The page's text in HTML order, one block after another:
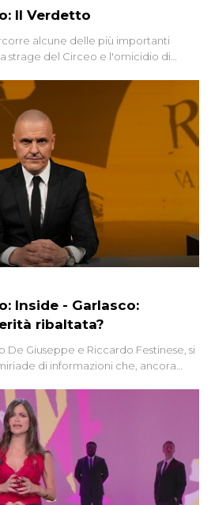
Il Verdetto
alcune delle più importanti
strage del Circeo e l'omicidio di
Inside - Garlasco:
ribaltata?
De Giuseppe e Riccardo Festinese, si
di informazioni che, ancora
ultimi anni. Lo speciale ricostruisce la
errori, dettagli
di un'indagine che sembra non avere